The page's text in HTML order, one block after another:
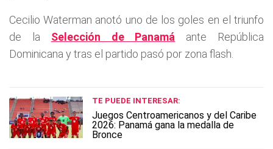
Cecilio Waterman anotó uno de los goles en el triunfo
de la Selección de Panamá ante República
Dominicana y tras el partido pasó por zona flash.
TE PUEDE INTERESAR:
Juegos Centroamericanos y del Caribe
2026: Panamá gana la medalla de
Bronce